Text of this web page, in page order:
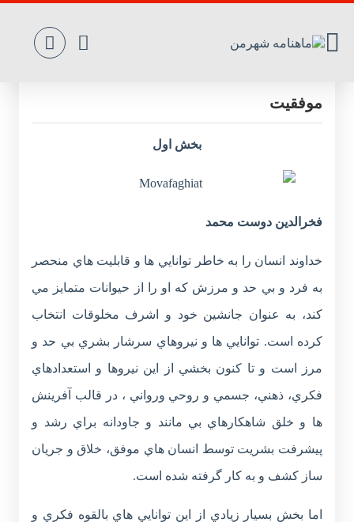
معجزه ويژگي‌هاي‌ منحصر ‌به ‌فرد در کسب
‌موفقيت
بخش اول
فخرالدين دوست محمد
خداوند انسان را به خاطر توانايي ها و قابليت هاي منحصر
به فرد و بي حد و مرزش که او را از حيوانات متمايز مي
کند، به عنوان جانشين خود و اشرف مخلوقات انتخاب
کرده است. توانايي ها و نيروهاي سرشار بشري بي حد و
مرز است و تا کنون بخشي از اين نيروها و استعدادهاي
فکري، ذهني، جسمي و روحي ورواني ، در قالب آفرينش
ها و خلق شاهکارهاي بي مانند و جاودانه براي رشد و
پيشرفت بشريت توسط انسان هاي موفق، خلاق و جريان
ساز کشف و به کار گرفته شده است.
اما بخش بسيار زيادي از اين توانايي هاي بالقوه فکري و